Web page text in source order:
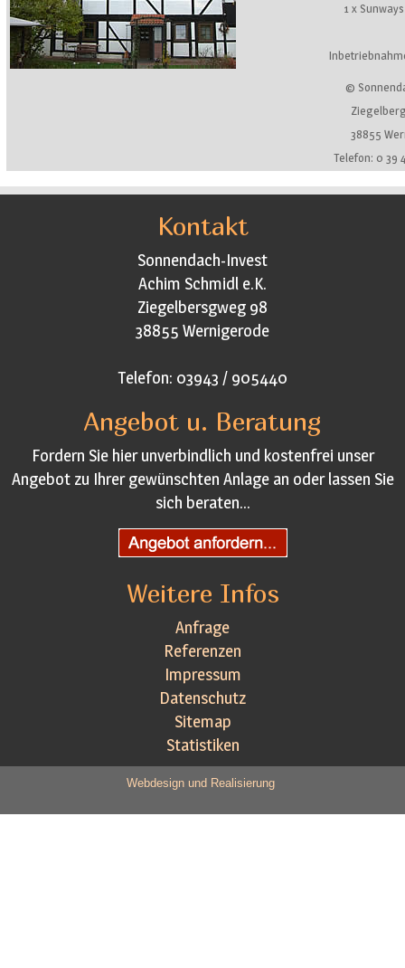
1 x
©
38855
Telefon: 0 39
Kontakt
Sonnendach-Invest
Achim Schmidl e.K.
Ziegelbersgweg 98
38855 Wernigerode
Telefon: 03943 / 905440
Angebot u. Beratung
Fordern Sie hier unverbindlich und kostenfrei unser
Angebot zu Ihrer gewünschten Anlage an oder lassen Sie
sich beraten...
Weitere Infos
Anfrage
Referenzen
Impressum
Datenschutz
Sitemap
Statistiken
Webdesign und Realisierung